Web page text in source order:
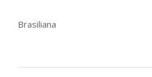
Brasiliana